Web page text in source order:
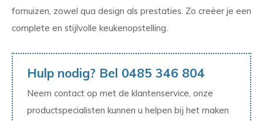
fornuizen, zowel qua design als prestaties. Zo creëer je een
complete en stijlvolle keukenopstelling.
Hulp nodig? Bel 0485 346 804
Neem contact op met de klantenservice, onze
productspecialisten kunnen u helpen bij het maken